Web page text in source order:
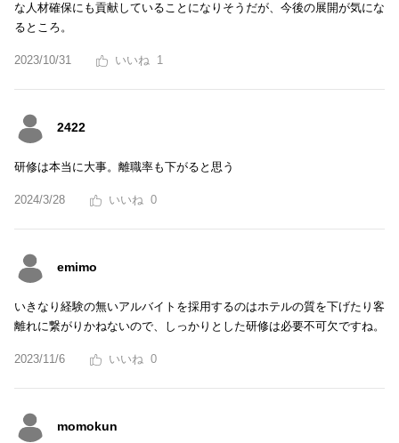
な人材確保にも貢献していることになりそうだが、今後の展開が気にな
るところ。
2023/10/31 1
2422
研修は本当に大事。離職率も下がると思う
2024/3/28 0
emimo
いきなり経験の無いアルバイトを採用するのはホテルの質を下げたり客
離れに繋がりかねないので、しっかりとした研修は必要不可欠ですね。
2023/11/6 0
momokun